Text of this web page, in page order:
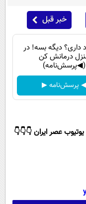
خبر قبل
داری؟ دیگه بسه! در
درمانش کن
(◀پرسش‌نامه)
◀ پرسش‌نامه ▶
عصر ایران 👇👇👇